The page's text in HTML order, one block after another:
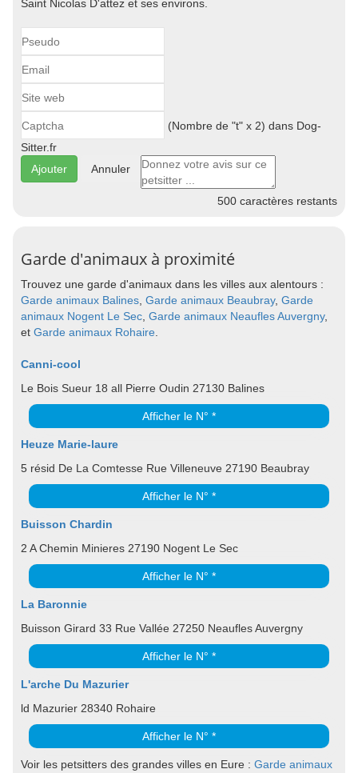
Saint Nicolas D'attez et ses environs.
(Nombre de "t" x 2) dans Dog-
Sitter.fr
Annuler
500 caractères restants
Garde d'animaux à proximité
Trouvez une garde d'animaux dans les villes aux alentours :
Garde animaux Balines Garde animaux Beaubray, Garde
animaux Nogent Le Sec Garde animaux Neaufles Auvergny,
et Garde animaux Rohaire
Canni-cool
Le Bois Sueur 18 all Pierre Oudin 27130 Balines
Afficher le N° *
Heuze Marie-laure
5 résid De La Comtesse Rue Villeneuve 27190 Beaubray
Afficher le N° *
Buisson Chardin
2 A Chemin Minieres 27190 Nogent Le Sec
Afficher le N° *
La Baronnie
Buisson Girard 33 Rue Vallée 27250 Neaufles Auvergny
Afficher le N° *
L'arche Du Mazurier
ld Mazurier 28340 Rohaire
Afficher le N° *
Voir les petsitters des grandes villes en Eure : Garde animaux